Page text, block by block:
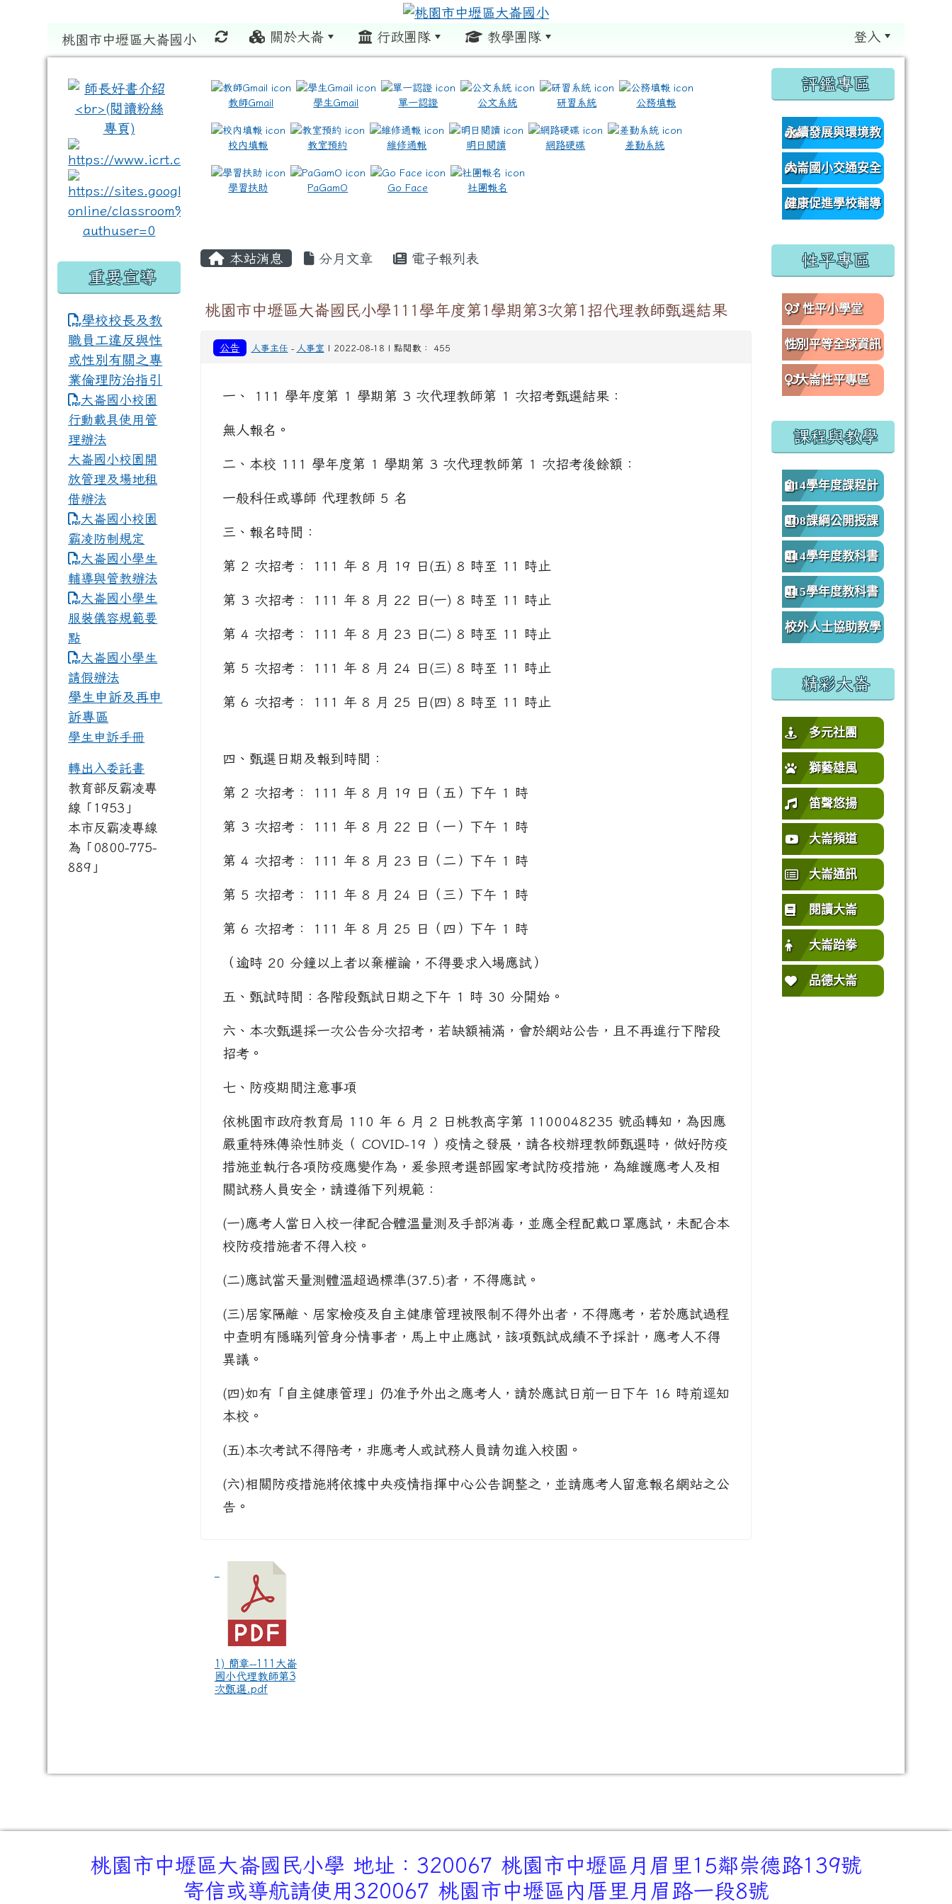
桃園市中壢區大崙國小 關於大崙 行政團隊 教學團隊 登入
教師Gmail 學生Gmail 單一認證 公文系統 研習系統 公務填報
校內填報 教室預約 維修通報 明日閱讀 網路硬碟 差勤系統
學習扶助 PaGamO Go Face 社團報名
本站消息 分月文章 電子報列表
桃園市中壢區大崙國民小學111學年度第1學期第3次第1招代理教師甄選結果
公告 人事主任 - 人事室 | 2022-08-18 | 點閱數： 455
一、 111 學年度第 1 學期第 3 次代理教師第 1 次招考甄選結果：
無人報名。
二、本校 111 學年度第 1 學期第 3 次代理教師第 1 次招考後餘額：
一般科任或導師 代理教師 5 名
三、報名時間：
第 2 次招考： 111 年 8 月 19 日(五) 8 時至 11 時止
第 3 次招考： 111 年 8 月 22 日(一) 8 時至 11 時止
第 4 次招考： 111 年 8 月 23 日(二) 8 時至 11 時止
第 5 次招考： 111 年 8 月 24 日(三) 8 時至 11 時止
第 6 次招考： 111 年 8 月 25 日(四) 8 時至 11 時止
四、甄選日期及報到時間：
第 2 次招考： 111 年 8 月 19 日（五）下午 1 時
第 3 次招考： 111 年 8 月 22 日（一）下午 1 時
第 4 次招考： 111 年 8 月 23 日（二）下午 1 時
第 5 次招考： 111 年 8 月 24 日（三）下午 1 時
第 6 次招考： 111 年 8 月 25 日（四）下午 1 時
（逾時 20 分鐘以上者以棄權論，不得要求入場應試）
五、甄試時間：各階段甄試日期之下午 1 時 30 分開始。
六、本次甄選採一次公告分次招考，若缺額補滿，會於網站公告，且不再進行下階段
招考。
七、防疫期間注意事項
依桃園市政府教育局 110 年 6 月 2 日桃教高字第 1100048235 號函轉知，為因應
嚴重特殊傳染性肺炎（ COVID-19 ）疫情之發展，請各校辦理教師甄選時，做好防疫
措施並執行各項防疫應變作為，爰參照考選部國家考試防疫措施，為維護應考人及相
關試務人員安全，請遵循下列規範：
(一)應考人當日入校一律配合體溫量測及手部消毒，並應全程配戴口罩應試，未配合本
校防疫措施者不得入校。
(二)應試當天量測體溫超過標準(37.5)者，不得應試。
(三)居家隔離、居家檢疫及自主健康管理被限制不得外出者，不得應考，若於應試過程
中查明有隱瞞列管身分情事者，馬上中止應試，該項甄試成績不予採計，應考人不得
異議。
(四)如有「自主健康管理」仍准予外出之應考人，請於應試日前一日下午 16 時前逕知
本校。
(五)本次考試不得陪考，非應考人或試務人員請勿進入校園。
(六)相關防疫措施將依據中央疫情指揮中心公告調整之，並請應考人留意報名網站之公
告。
1) 簡章--111大崙
國小代理教師第3
次甄選.pdf
link to https://www.icrt.com.tw/ \ title=https://www.icrt.com.tw/
link to https://sites.google.com/m2.dles.tyc.edu.tw/learning-online/classroom%E9%80%A3%E7%B5%90?authuser=0 \
重要宣導
學校校長及教
職員工違反與性
或性別有關之專
業倫理防治指引
大崙國小校園
行動載具使用管
理辦法
大崙國小校園開
放管理及場地租
借辦法
大崙國小校園
霸凌防制規定
大崙國小學生
輔導與管教辦法
大崙國小學生
服裝儀容規範要
點
link to https://www.dles.tyc.edu.tw/uploads/tad_blocks/file/
大崙國小學生
請假辦法
學生申訴及再申
訴專區
學生申訴手冊
轉出入委託書
教育部反霸凌專
線「1953」
本市反霸凌專線
為「0800-775-
889」
:::
評鑑專區
永續發展與環境教
育資源網
大崙國小交通安全
網
健康促進學校輔導
性平專區
性平小學堂
性別平等全球資訊
網
大崙性平專區
課程與教學
114學年度課程計
畫
108課綱公開授課
專區
114學年度教科書
版本
115學年度教科書
版本
校外人士協助教學
精彩大崙
多元社團
獅藝雄風
笛聲悠揚
大崙頻道
大崙通訊
閱讀大崙
大崙跆拳
品德大崙
桃園市中壢區大崙國民小學 地址：320067 桃園市中壢區月眉里15鄰崇德路139號
寄信或導航請使用320067 桃園市中壢區內厝里月眉路一段8號